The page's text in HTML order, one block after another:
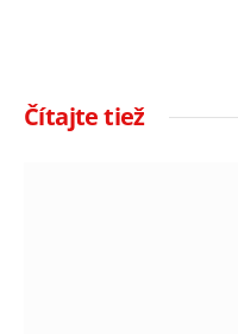
Čítajte tiež